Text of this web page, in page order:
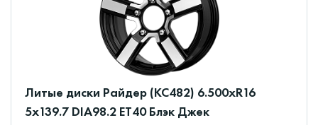
Литые диски Райдер (КС482) 6.500xR16
5x139.7 DIA98.2 ET40 Блэк Джек